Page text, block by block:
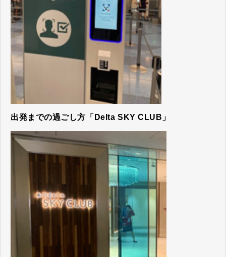
出発までの過ごし方「Delta SKY CLUB」